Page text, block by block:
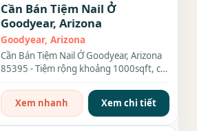
Cần Bán Tiệm Nail Ở
Goodyear, Arizona
Goodyear, Arizona
Cần Bán Tiệm Nail Ở Goodyear, Arizona
85395 - Tiệm rộng khoảng 1000sqft, có
Xem nhanh
Xem chi tiết